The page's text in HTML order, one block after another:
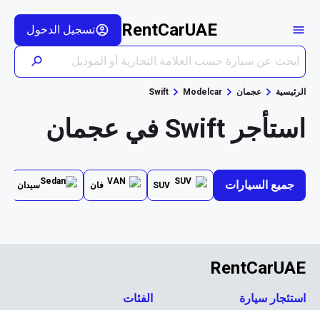
RentCarUAE تسجيل الدخول
الرئيسية عجمان Modelcar
Swift
استأجر Swift في عجمان
جميع السيارات SUV فان سيدان
RentCarUAE
استئجار سيارة الفئات